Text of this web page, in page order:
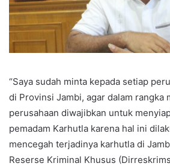
“Saya sudah minta kepada setiap
di Provinsi Jambi, agar dalam rangka
perusahaan diwajibkan untuk
pemadam Karhutla karena hal ini
mencegah terjadinya karhutla di
Reserse Kriminal Khusus